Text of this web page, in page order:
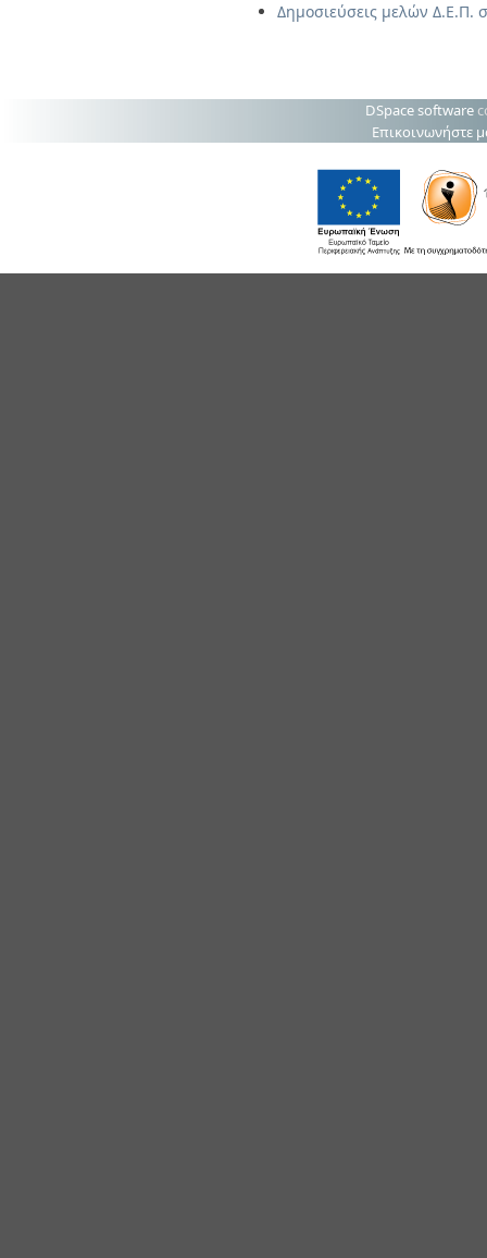
Δημοσιεύσεις μελών Δ.Ε.Π.
DSpace software
Επικοινωνήστε